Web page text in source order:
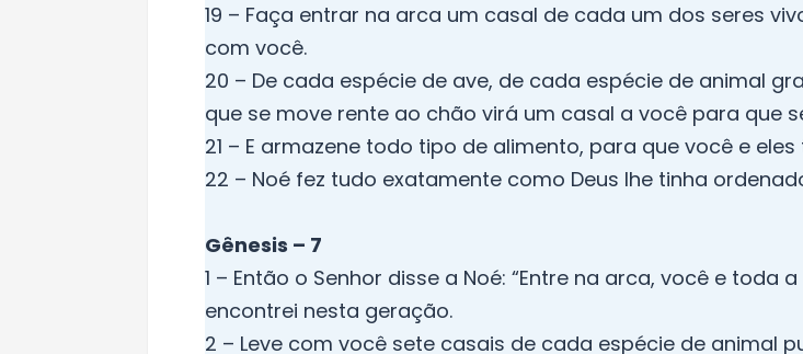
19 – Faça entrar na arca um casal de cada um dos seres
com você.
20 – De cada espécie de ave, de cada espécie de animal
que se move rente ao chão virá um casal a você para que
21 – E armazene todo tipo de alimento, para que você e
22 – Noé fez tudo exatamente como Deus lhe tinha
Gênesis – 7
1 – Então o Senhor disse a Noé: “Entre na arca, você e
encontrei nesta geração.
2 – Leve com você sete casais de cada espécie de animal